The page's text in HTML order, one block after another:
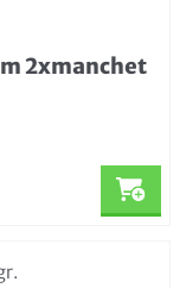
2xmanchet